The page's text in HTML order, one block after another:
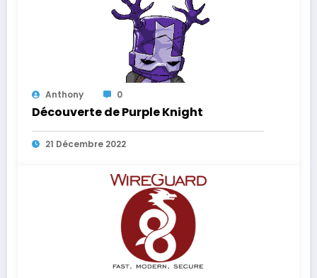
Anthony 0
Découverte de Purple Knight
21 Décembre 2022